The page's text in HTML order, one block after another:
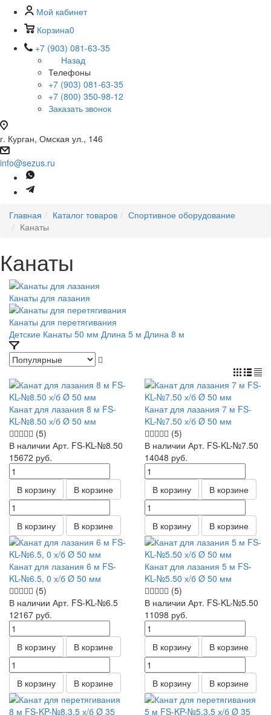
Мой кабинет
Корзина0
+7 (903) 081-63-35
Назад
Телефоны
+7 (903) 081-63-35
+7 (800) 350-98-12
Заказать звонок
г. Курган, Омская ул., 146
info@sezus.ru
Главная Каталог товаров
Спортивное оборудование
Канаты
Канаты
Канаты для лазания
Канаты для перетягивания
Детские Канаты 50 мм Длина 5 м Длина 8 м
Канат для лазания 8 м FS-
KL-№8.50 х/б Ø 50 мм
(5)
В наличии Арт. FS-KL-№8.50
15672 руб.
В корзину В корзине
В корзину В корзине
Канат для лазания 7 м FS-
KL-№7.50 х/б Ø 50 мм
(5)
В наличии Арт. FS-KL-№7.50
14048 руб.
В корзину В корзине
В корзину В корзине
Канат для лазания 6 м FS-
KL-№6.5, 0 х/б Ø 50 мм
(5)
В наличии Арт. FS-KL-№6.5
12167 руб.
В корзину В корзине
В корзину В корзине
Канат для лазания 5 м FS-
KL-№5.50 х/б Ø 50 мм
(5)
В наличии Арт. FS-KL-№5.50
11098 руб.
В корзину В корзине
В корзину В корзине